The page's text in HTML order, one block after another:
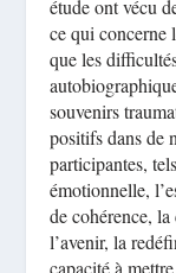
étude ont vécu
ce qui concerne
que les
souvenirs
positifs dans de
participantes,
émotionnelle,
de cohérence,
l’avenir, la
capacité à